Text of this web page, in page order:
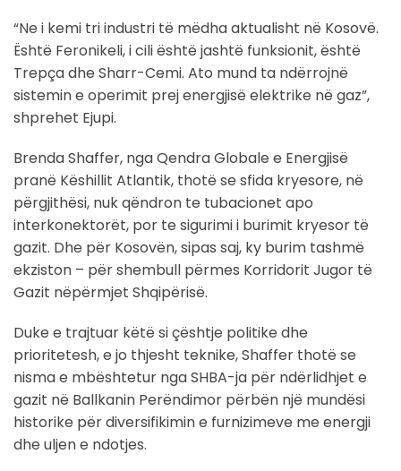
“Ne i kemi tri industri të mëdha aktualisht në Kosovë.
Është Feronikeli, i cili është jashtë funksionit, është
Trepça dhe Sharr-Cemi. Ato mund ta ndërrojnë
sistemin e operimit prej energjisë elektrike në gaz”,
shprehet Ejupi.
Brenda Shaffer, nga Qendra Globale e Energjisë
pranë Këshillit Atlantik, thotë se sfida kryesore, në
përgjithësi, nuk qëndron te tubacionet apo
interkonektorët, por te sigurimi i burimit kryesor të
gazit. Dhe për Kosovën, sipas saj, ky burim tashmë
ekziston – për shembull përmes Korridorit Jugor të
Gazit nëpërmjet Shqipërisë.
Duke e trajtuar këtë si çështje politike dhe
prioritetesh, e jo thjesht teknike, Shaffer thotë se
nisma e mbështetur nga SHBA-ja për ndërlidhjet e
gazit në Ballkanin Perëndimor përbën një mundësi
historike për diversifikimin e furnizimeve me energji
dhe uljen e ndotjes.